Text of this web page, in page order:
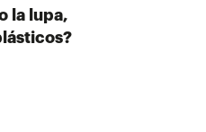
la lupa,